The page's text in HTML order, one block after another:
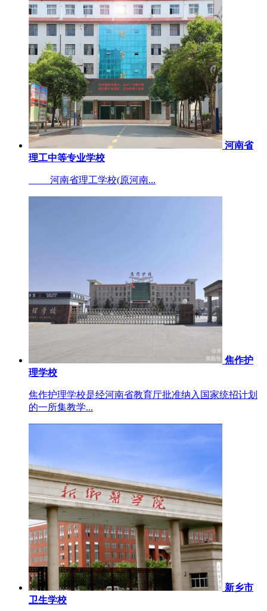
河南省
理工中等专业学校
河南省理工学校(原河南...
焦作护
理学校
焦作护理学校是经河南省教育厅批准纳入国家统招计划
的一所集教学...
新乡市
卫生学校